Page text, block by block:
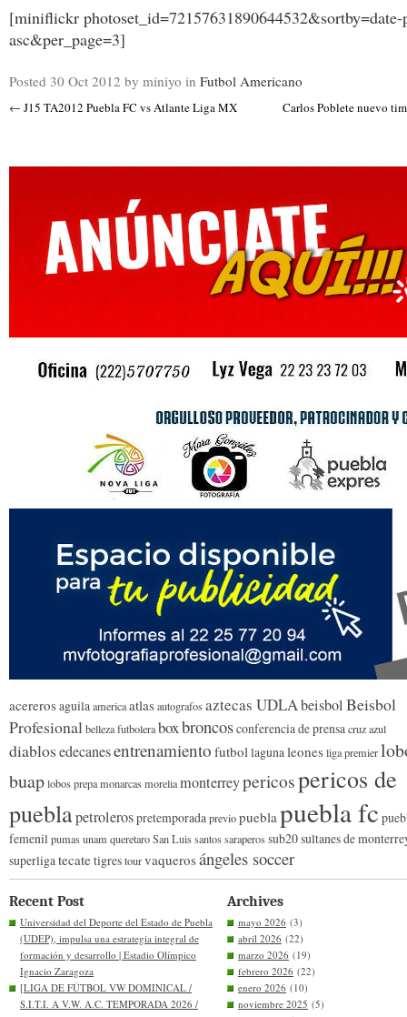
[miniflickr photoset_id=72157631890644532&sortby=date-
asc&per_page=3]
Posted 30 Oct 2012 by miniyo in Futbol Americano
← J15 TA2012 Puebla FC vs Atlante Liga MX Carlos Poblete nuevo
acererosaguilaamericaatlasautografosaztecas UDLAbeisbolBeisbol
Profesionalbelleza futboleraboxbroncosconferencia de prensacruz azul
diablosedecanesentrenamiento futbollagunaleonesliga premier
buaplobos prepamonarcas moreliamonterreypericospericos de
pueblapetrolerospretemporadapreviopueblapuebla fc
femenilpumas unam queretaroSan Luissantossaraperossub20sultanes de
superligatecatetigrestourvaquerosángeles soccer
Recent Post
Universidad del Deporte del Estado de Puebla
(UDEP), impulsa una estrategia integral de
formación y desarrollo | Estadio Olímpico
Ignacio Zaragoza
[LIGA DE FÚTBOL VW DOMINICAL /
S.I.T.I. A V.W. A.C. TEMPORADA 2026 /
Archives
mayo 2026 (3)
abril 2026 (22)
marzo 2026 (19)
febrero 2026 (22)
enero 2026 (10)
noviembre 2025 (5)